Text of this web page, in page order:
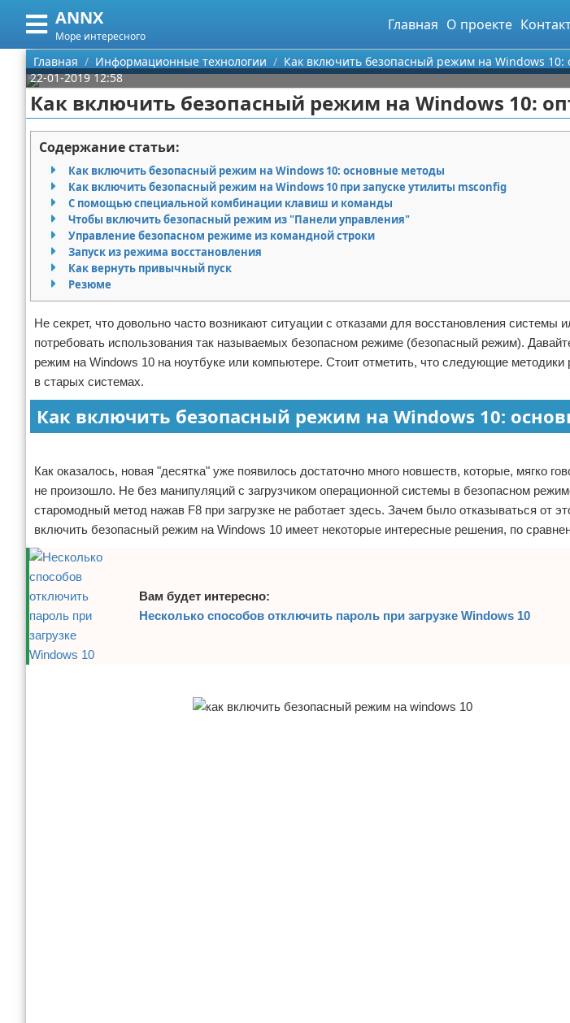
ANNX
Море интересного
Главная О проекте
Меню
Главная
Категории
Информационные технологии
Поиск
О проекте
Контакты
Сотрудничество
Размещение рекламы
Условия предоставления информации
Отказ от ответственности
Главная Информационные технологии
Как включить безопасный режим на Windows
22-01-2019 12:58
Как включить безопасный режим на Windows 10:
Содержание статьи:
Как включить безопасный режим на Windows 10: основные методы
Как включить безопасный режим на Windows 10 при запуске утилиты msconfig
С помощью специальной комбинации клавиш и команды
Чтобы включить безопасный режим из "Панели управления"
Управление безопасном режиме из командной строки
Запуск из режима восстановления
Как вернуть привычный пуск
Резюме
Не секрет, что довольно часто возникают ситуации с отказами для восстановления системы
потребовать использования так называемых безопасном режиме (безопасный режим).
режим на Windows 10 на ноутбуке или компьютере. Стоит отметить, что следующие методики
в старых системах.
Как включить безопасный режим на Windows 10:
Как оказалось, новая "десятка" уже появилось достаточно много новшеств, которые, мягко
не произошло. Не без манипуляций с загрузчиком операционной системы в безопасном
старомодный метод нажав F8 при загрузке не работает здесь. Зачем было отказываться от
включить безопасный режим на Windows 10 имеет некоторые интересные решения, по
Вам будет интересно:
Несколько способов отключить пароль при загрузке Windows 10